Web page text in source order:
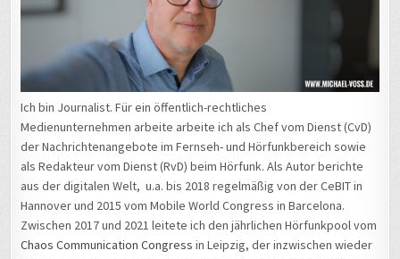
Ich bin Journalist. Für ein öffentlich-rechtliches
Medienunternehmen arbeite arbeite ich als Chef vom Dienst (CvD)
der Nachrichtenangebote im Fernseh- und Hörfunkbereich sowie
als Redakteur vom Dienst (RvD) beim Hörfunk. Als Autor berichte
aus der digitalen Welt, u.a. bis 2018 regelmäßig von der CeBIT in
Hannover und 2015 vom Mobile World Congress in Barcelona.
Zwischen 2017 und 2021 leitete ich den jährlichen Hörfunkpool vom
Chaos Communication Congress in Leipzig, der inzwischen wieder